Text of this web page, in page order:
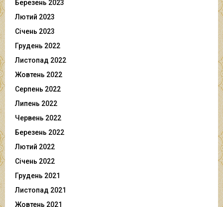
Березень 2023
Лютий 2023
Січень 2023
Грудень 2022
Листопад 2022
Жовтень 2022
Серпень 2022
Липень 2022
Червень 2022
Березень 2022
Лютий 2022
Січень 2022
Грудень 2021
Листопад 2021
Жовтень 2021